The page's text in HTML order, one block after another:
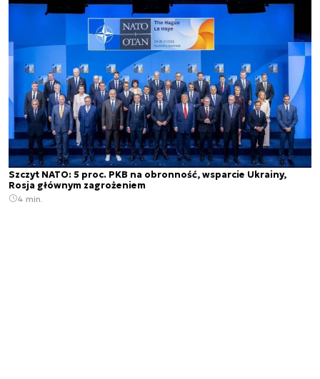
Szczyt NATO: 5 proc. PKB na obronność, wsparcie Ukrainy,
Rosja głównym zagrożeniem
4 min.